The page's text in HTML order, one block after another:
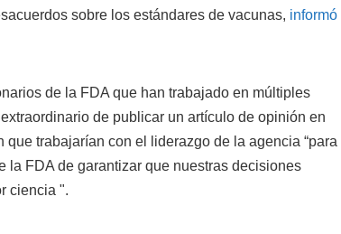
sobre los estándares de vacunas, informó
de la FDA que han trabajado en múltiples
de publicar un artículo de opinión en
que trabajarían con el liderazgo de la agencia “para
la FDA de garantizar que nuestras decisiones
ciencia ".